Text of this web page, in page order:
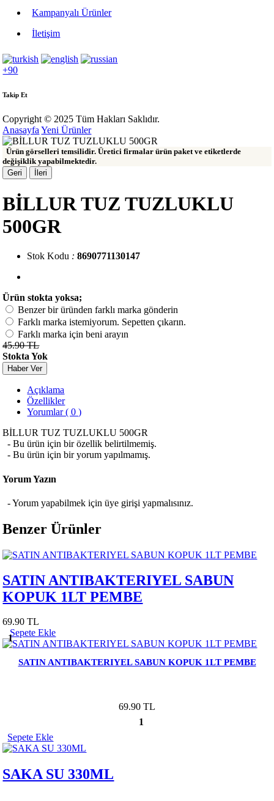
Kampanyalı Ürünler
İletişim
+90
Takip Et
Copyright © 2025 Tüm Hakları Saklıdır.
Anasayfa Yeni Ürünler
Ürün görselleri temsilidir. Üretici firmalar ürün paket ve etiketlerde
değişiklik yapabilmektedir.
Geri
İleri
BİLLUR TUZ TUZLUKLU
500GR
Stok Kodu : 8690771130147
Ürün stokta yoksa;
Benzer bir üründen farklı marka gönderin
Farklı marka istemiyorum. Sepetten çıkarın.
Farklı marka için beni arayın
45.90 TL
Stokta Yok
Haber Ver
Açıklama
Özellikler
Yorumlar ( 0 )
BİLLUR TUZ TUZLUKLU 500GR
- Bu ürün için bir özellik belirtilmemiş.
- Bu ürün için bir yorum yapılmamış.
Yorum Yazın
- Yorum yapabilmek için üye girişi yapmalısınız.
Benzer Ürünler
SATIN ANTIBAKTERIYEL SABUN
KOPUK 1LT PEMBE
69.90 TL
1
Sepete Ekle
SATIN ANTIBAKTERIYEL SABUN KOPUK 1LT PEMBE
69.90 TL
1
Sepete Ekle
SAKA SU 330ML